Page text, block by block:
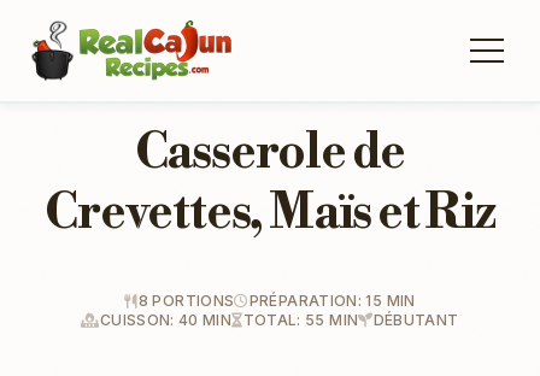
Casserole de
Crevettes, Maïs et Riz
8 PORTIONS
PRÉPARATION: 15 MIN
CUISSON: 40 MIN
TOTAL: 55 MIN DÉBUTANT